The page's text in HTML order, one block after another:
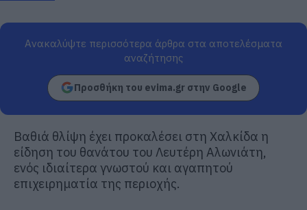
Ανακαλύψτε περισσότερα άρθρα στα αποτελέσματα
αναζήτησης
Προσθήκη του evima.gr στην Google
Βαθιά θλίψη έχει προκαλέσει στη Χαλκίδα η
είδηση του θανάτου του Λευτέρη Αλωνιάτη,
ενός ιδιαίτερα γνωστού και αγαπητού
επιχειρηματία της περιοχής.